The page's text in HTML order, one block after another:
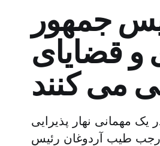
جمهور
و قضایای
می کنند
یک مهمانی نهار پذیرایی
رجب طیب آردوغان رئیس